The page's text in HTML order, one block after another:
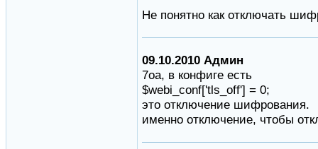
Не понятно как отключать
09.10.2010 Админ
7oa, в конфиге есть
$webi_conf['tls_off'] = 0;
это отключение шифрования.
именно отключение, чтобы